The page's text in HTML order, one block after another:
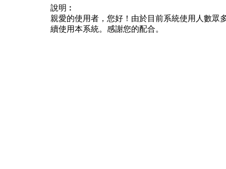
說明︰
親愛的使用者，您好！由於目前系統使用人數眾
續使用本系統。感謝您的配合。